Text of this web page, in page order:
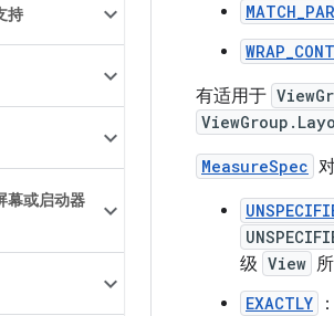
持
幕或启动器
有适用于
MeasureSpec
级 View
EXACTLY